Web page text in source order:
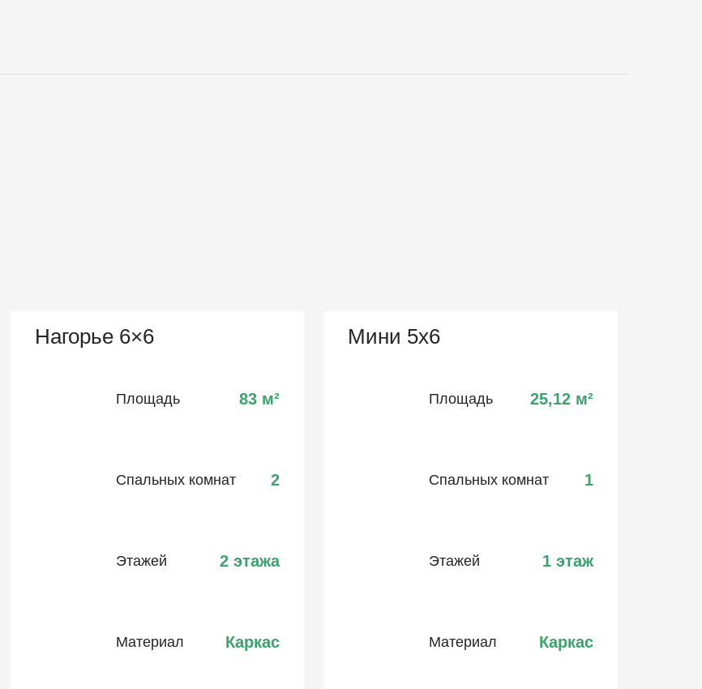
Нагорье 6×6
Площадь 83 м²
Спальных комнат 2
Этажей 2 этажа
Материал Каркас
Мини 5х6
Площадь 25,12 м²
Спальных комнат 1
Этажей 1 этаж
Материал Каркас